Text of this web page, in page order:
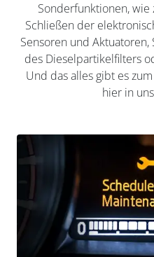
Sonderfunktionen,
Schließen der
Sensoren und
des Dieselpartikelfilters
Und das alles gibt es
hier in